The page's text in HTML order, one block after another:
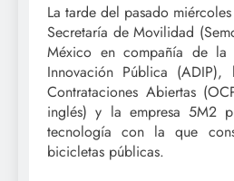
La tarde del pasado
Secretaría de Movilidad
México en compañía de
Innovación Pública
Contrataciones Abiertas
inglés) y la empresa 5M2
tecnología con la que
bicicletas públicas.